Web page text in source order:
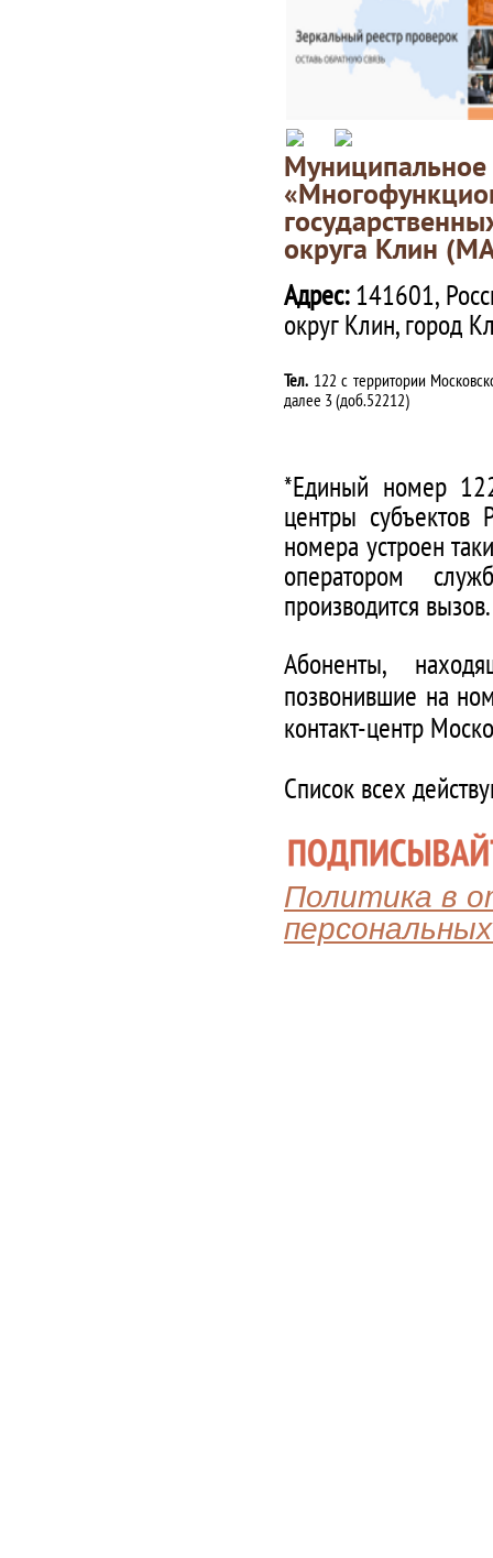
округа Клин
Адрес:141601,
округ Клин, город
Тел. 122 с территории
далее 3 (доб.52212)
*Единый номер
центры субъектов
номера устроен
оператором
производится вызов.
Абоненты,
позвонившие на
контакт-центр
Список всех
Политика в